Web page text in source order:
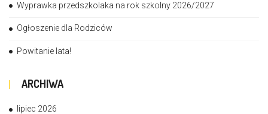
Wyprawka przedszkolaka na rok szkolny 2026/2027
Ogłoszenie dla Rodziców
Powitanie lata!
ARCHIWA
lipiec 2026